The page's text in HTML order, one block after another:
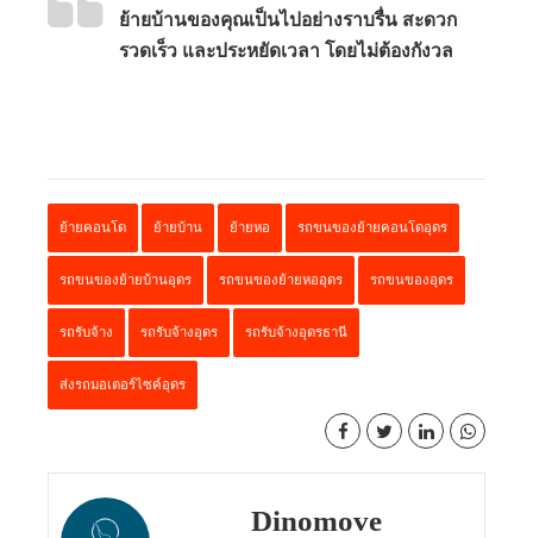
ย้ายบ้านของคุณเป็นไปอย่างราบรื่น สะดวก
รวดเร็ว และประหยัดเวลา โดยไม่ต้องกังวล
ย้ายคอนโด ย้ายบ้าน ย้ายหอ รถขนของย้ายคอนโดอุดร
รถขนของย้ายบ้านอุดร รถขนของย้ายหออุดร รถขนของอุดร
รถรับจ้าง รถรับจ้างอุดร รถรับจ้างอุดรธานี
ส่งรถมอเตอร์ไซค์อุดร
Dinomove